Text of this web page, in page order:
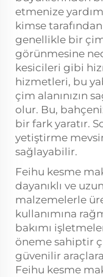
etmenize
kimse
genellikle bir çim
görünmesine
kesicileri gibi
hizmetleri, bu
çim alanınızın
olur. Bu,
bir fark yaratır.
yetiştirme
sağlayabilir.
Feihu kesme
dayanıklı ve
malzemelerle
kullanımına
bakımı
öneme sahiptir
güvenilir
Feihu kesme